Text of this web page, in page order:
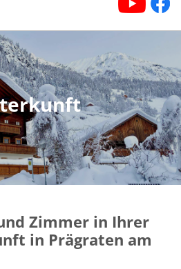
Zimmer in Ihrer
in Prägraten am